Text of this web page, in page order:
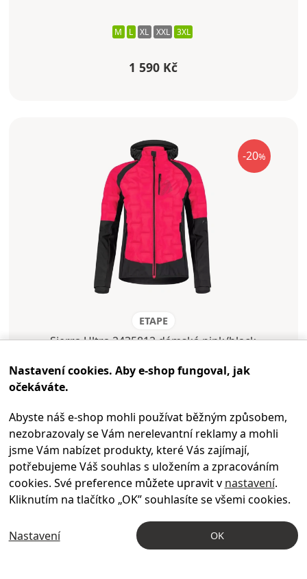
M L XL XXL 3XL
1 590 Kč
-20%
ETAPE
Sierra Ultra 2435812 dámská pink/black
1 590 Kč
-60
Nastavení cookies. Aby e-shop fungoval, jak
očekáváte.
Abyste náš e-shop mohli používat běžným způsobem,
nezobrazovaly se Vám nerelevantní reklamy a mohli
jsme Vám nabízet produkty, které Vás zajímají,
potřebujeme Váš souhlas s uložením a zpracováním
cookies. Své preference můžete upravit v nastavení.
Kliknutím na tlačítko „OK” souhlasíte se všemi cookies.
Nastavení OK